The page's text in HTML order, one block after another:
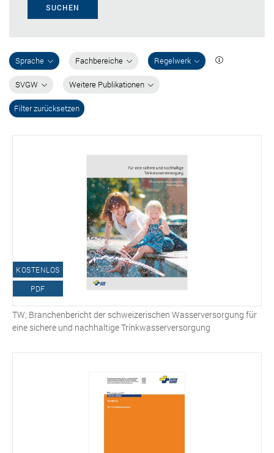
SUCHEN
Sprache Fachbereiche Regelwerk
SVGW Weitere Publikationen
Filter zurücksetzen
KOSTENLOS
PDF
TW; Branchenbericht der schweizerischen Wasserversorgung für
eine sichere und nachhaltige Trinkwasserversorgung